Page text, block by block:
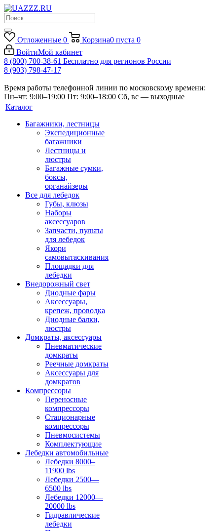
Отложенные 0 Корзина0 пуста 0
ВойтиМой кабинет
8 (800) 700-38-61 Бесплатно для регионов России
8 (903) 798-47-17
Время работы телефонной линии по московскому времени:
Пн–чт: 9:00–19:00 Пт: 9:00–18:00 Сб, вс — выходные
Каталог
Багажники, лестницы
Экспедиционные
багажники
Лестницы и
люстры
Багажные сумки,
боксы,
органайзеры
Все для лебедок
Губы, клюзы
Наборы
аксессуаров
Запчасти, пульты
для лебедок
Якори
самовытаскивания
Площадки для
лебедки
Внедорожный свет
Диодные фары
Аксессуары,
крепеж, проводка
Диодные балки,
люстры
Домкраты, аксессуары
Пневматические
домкраты
Реечные домкраты
Аксессуары для
домкратов
Компрессоры
Переносные
компрессоры
Стационарные
компрессоры
Пневмосистемы
Комплектующие
Лебедки автомобильные
Лебедки 8000–
11900 lbs
Лебедки 2500—
6500 lbs
Лебедки 12000—
20000 lbs
Гидравлические
лебедки